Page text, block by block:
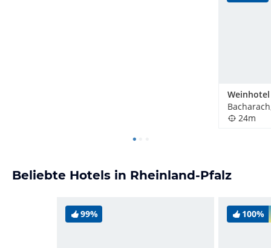
24m
Beliebte Hotels in Rheinland-Pfalz
99% 100%